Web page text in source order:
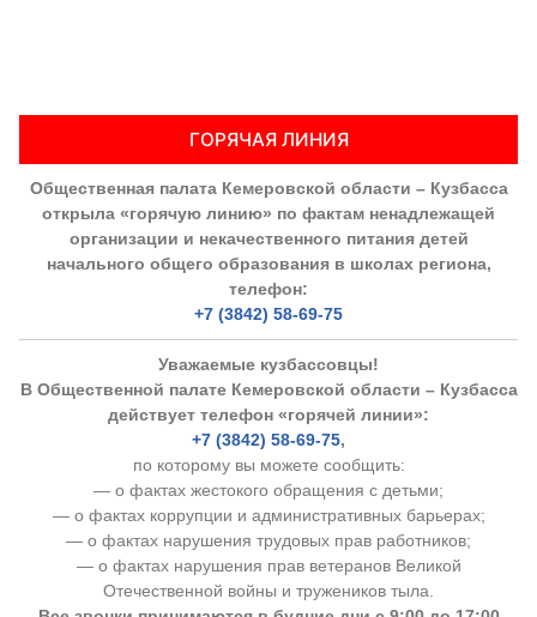
ГОРЯЧАЯ ЛИНИЯ
Общественная палата Кемеровской области – Кузбасса
открыла «горячую линию» по фактам ненадлежащей
организации и некачественного питания детей
начального общего образования в школах региона,
телефон:
+7 (3842) 58-69-75
Уважаемые кузбассовцы!
В Общественной палате Кемеровской области – Кузбасса
действует телефон «горячей линии»:
+7 (3842) 58-69-75,
по которому вы можете сообщить:
— о фактах жестокого обращения с детьми;
— о фактах коррупции и административных барьерах;
— о фактах нарушения трудовых прав работников;
— о фактах нарушения прав ветеранов Великой
Отечественной войны и тружеников тыла.